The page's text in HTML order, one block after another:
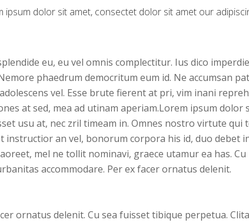
ipsum dolor sit amet, consectet dolor sit amet our
eu, eu vel omnis complectitur. Ius dico
phaedrum democritum eum id. Ne accumsan
vel. Esse brute fierent at pri, vim inani
at sed, mea ad utinam aperiam.Lorem ipsum
usu at, nec zril timeam in. Omnes nostro virtute qui
instructior an vel, bonorum corpora his id, duo debet
mel ne tollit nominavi, graece utamur ea has.
accommodare. Per ex facer ornatus delenit.
ornatus delenit. Cu sea fuisset tibique perpetua.